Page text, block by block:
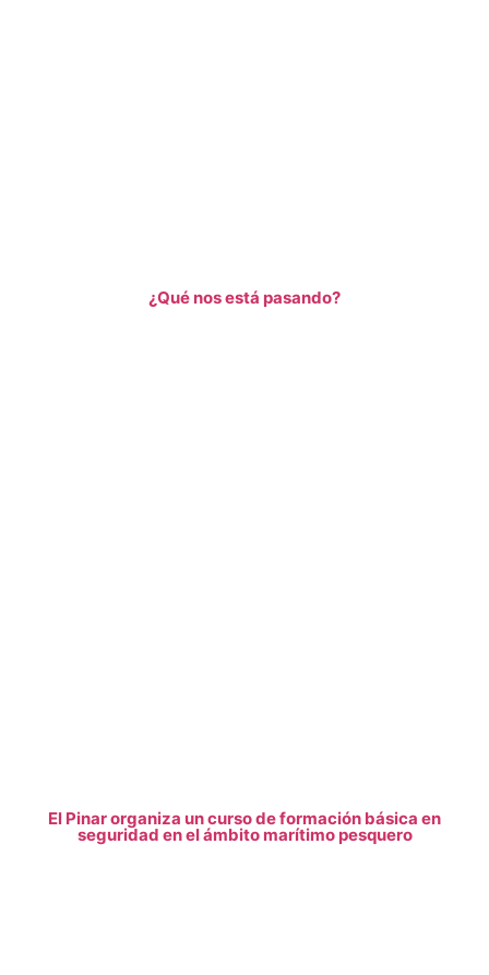
¿Qué nos está pasando?
El Pinar organiza un curso de formación básica en
seguridad en el ámbito marítimo pesquero